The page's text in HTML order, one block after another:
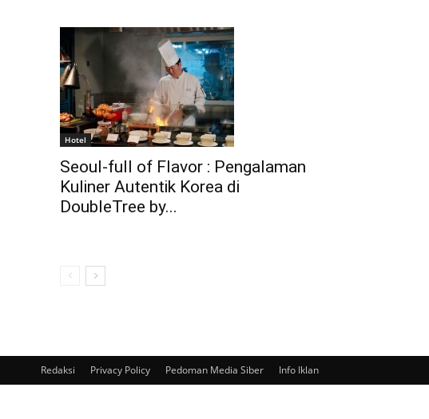
Hotel
Seoul-full of Flavor : Pengalaman
Kuliner Autentik Korea di
DoubleTree by...
Redaksi Privacy Policy Pedoman Media Siber Info Iklan